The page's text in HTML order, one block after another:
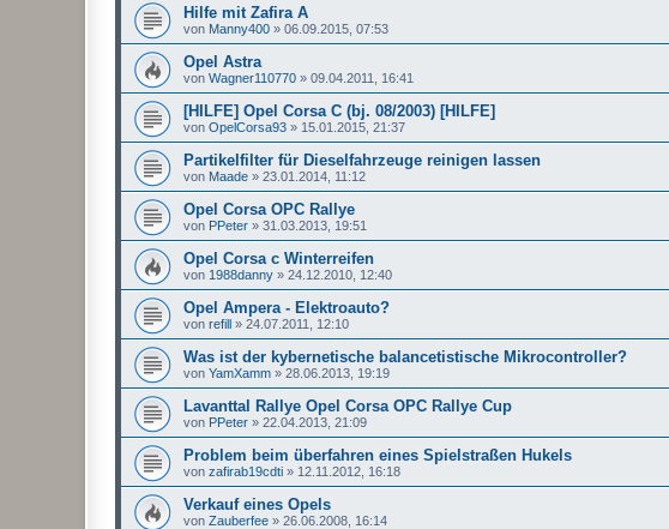
Hilfe mit Zafira A
von Manny400 » 06.09.2015, 07:53
Opel Astra
von Wagner110770 » 09.04.2011, 16:41
[HILFE] Opel Corsa C (bj. 08/2003) [HILFE]
von OpelCorsa93 » 15.01.2015, 21:37
Partikelfilter für Dieselfahrzeuge reinigen lassen
von Maade » 23.01.2014, 11:12
Opel Corsa OPC Rallye
von PPeter » 31.03.2013, 19:51
Opel Corsa c Winterreifen
von 1988danny » 24.12.2010, 12:40
Opel Ampera - Elektroauto?
von refill » 24.07.2011, 12:10
Was ist der kybernetische balancetistische Mikrocontroller?
von YamXamm » 28.06.2013, 19:19
Lavanttal Rallye Opel Corsa OPC Rallye Cup
von PPeter » 22.04.2013, 21:09
Problem beim überfahren eines Spielstraßen Hukels
von zafirab19cdti » 12.11.2012, 16:18
Verkauf eines Opels
von Zauberfee » 26.06.2008, 16:14